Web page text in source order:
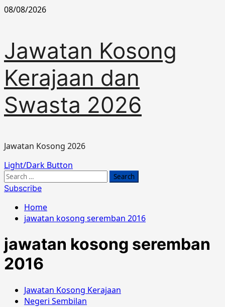
Skip
08/08/2026
Jawatan Kosong
Kerajaan dan
Swasta 2026
Jawatan Kosong 2026
Primary
Menu
Light/Dark Button
Search
for:
Subscribe
Home
jawatan kosong seremban 2016
jawatan kosong seremban
2016
Jawatan Kosong Kerajaan
Negeri Sembilan